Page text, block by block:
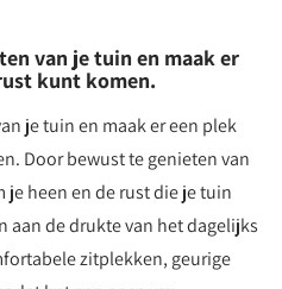
van je tuin en maak er
kunt komen.
je tuin en maak er een plek
Door bewust te genieten van
heen en de rust die je tuin
aan de drukte van het dagelijks
zitplekken, geurige